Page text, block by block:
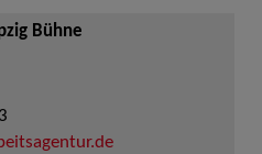
Bühne